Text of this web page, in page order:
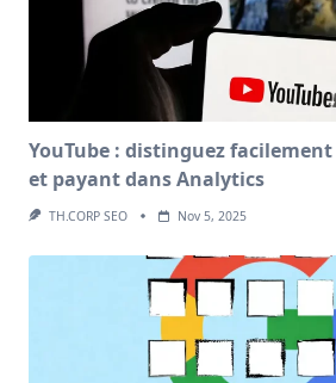
YouTube : distinguez
et payant dans Analytics
TH.CORP SEO Nov 5, 2025